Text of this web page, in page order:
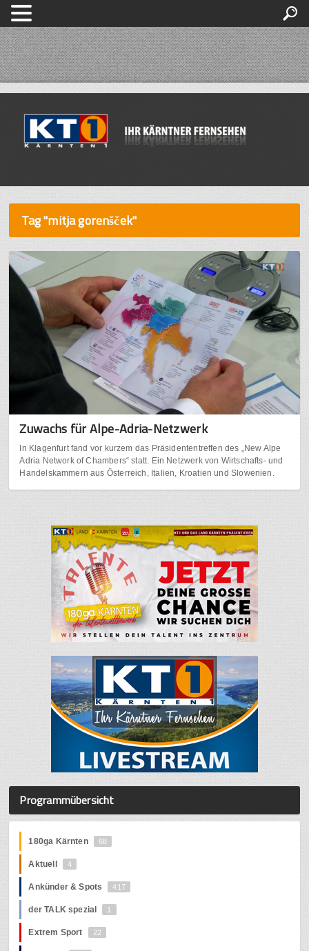
Tag "mitja gorenšček"
Zuwachs für Alpe-Adria-Netzwerk
In Klagenfurt fand vor kurzem das Präsidententreffen des „New Alpe
Adria Network of Chambers“ statt. Ein Netzwerk von Wirtschafts- und
Handelskammern aus Österreich, Italien, Kroatien und Slowenien.
Programmübersicht
180ga Kärnten 68
Aktuell 4
Ankünder & Spots 417
der TALK spezial 1
Extrem Sport 22